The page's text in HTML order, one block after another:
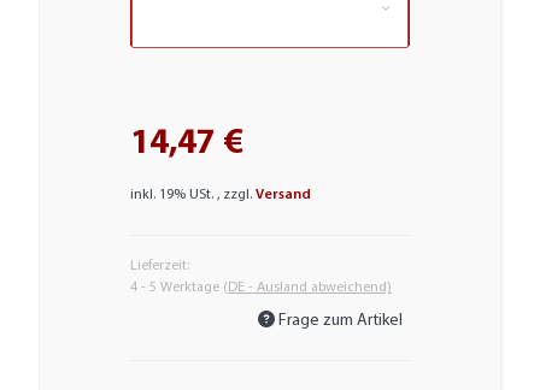
14,47 €
inkl. 19% USt. , zzgl. Versand
Lieferzeit:
4 - 5 Werktage (DE - Ausland abweichend)
Frage zum Artikel